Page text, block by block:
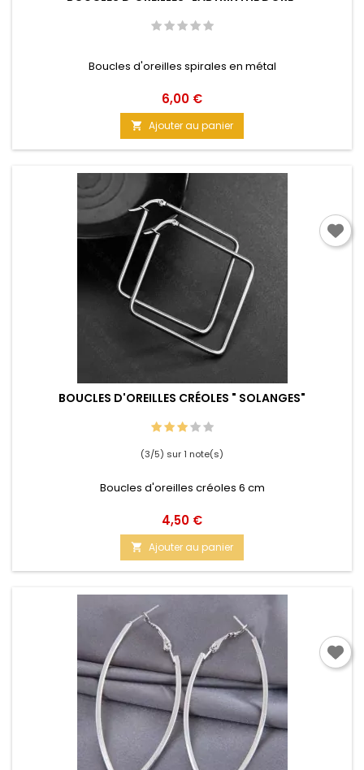
Boucles d'oreilles spirales en métal
Prix
6,00 €
 Ajouter au panier
BOUCLES D'OREILLES CRÉOLES " SOLANGES"
(3/5) sur 1 note(s)
Boucles d'oreilles créoles 6 cm
Prix
4,50 €
 Ajouter au panier